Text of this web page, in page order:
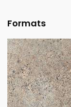
Formats